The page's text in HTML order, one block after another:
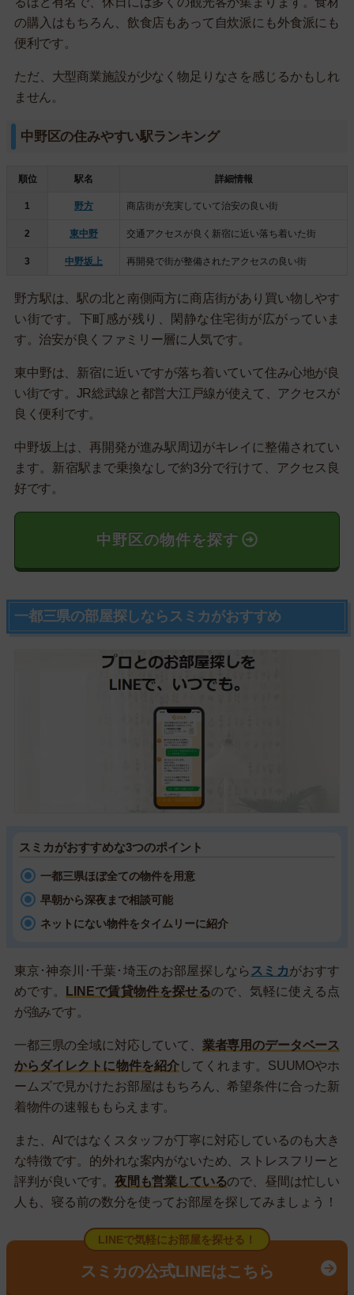
の購入はもちろん、飲食店もあって自炊派にも外食派にも
便利です。
ただ、大型商業施設が少なく物足りなさを感じるかもしれ
ません。
中野区の住みやすい駅ランキング
順位 駅名 詳細情報
1 野方 商店街が充実していて治安の良い街
2 東中野 交通アクセスが良く新宿に近い落ち着いた街
3 中野坂上 再開発で街が整備されたアクセスの良い街
野方駅は、駅の北と南側両方に商店街があり買い物しやす
い街です。下町感が残り、閑静な住宅街が広がっていま
す。治安が良くファミリー層に人気です。
東中野は、新宿に近いですが落ち着いていて住み心地が良
い街です。JR総武線と都営大江戸線が使えて、アクセスが
良く便利です。
中野坂上は、再開発が進み駅周辺がキレイに整備されてい
ます。新宿駅まで乗換なしで約3分で行けて、アクセス良
好です。
中野区の物件を探す
一都三県の部屋探しならスミカがおすすめ
スミカがおすすめな3つのポイント
一都三県ほぼ全ての物件を用意
早朝から深夜まで相談可能
ネットにない物件をタイムリーに紹介
東京･神奈川･千葉･埼玉のお部屋探しなら スミカがおすす
めです。
LINEで賃貸物件を探せるので、気軽に使える点
が強みです。
一都三県の全域に対応していて、 業者専用のデータベース
からダイレクトに物件を紹介してくれます。SUUMOやホ
ームズで見かけたお部屋はもちろん、希望条件に合った新
着物件の速報ももらえます。
また、AIではなくスタッフが丁寧に対応しているのも大き
な特徴です。的外れな案内がないため、ストレスフリーと
評判が良いです。 夜間も営業しているので、昼間は忙しい
人も、寝る前の数分を使ってお部屋を探してみましょう！
LINEで気軽にお部屋を探せる！
スミカの公式LINEはこちら